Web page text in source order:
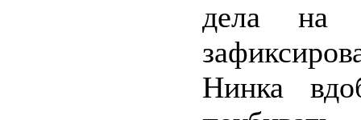
дела на
Нинка